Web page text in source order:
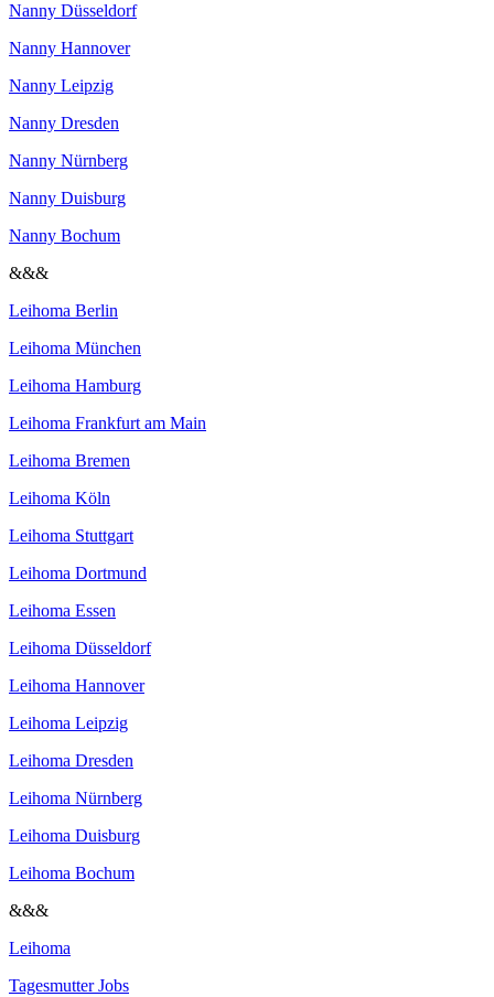
Nanny Düsseldorf
Nanny Hannover
Nanny Leipzig
Nanny Dresden
Nanny Nürnberg
Nanny Duisburg
Nanny Bochum
&&&
Leihoma Berlin
Leihoma München
Leihoma Hamburg
Leihoma Frankfurt am Main
Leihoma Bremen
Leihoma Köln
Leihoma Stuttgart
Leihoma Dortmund
Leihoma Essen
Leihoma Düsseldorf
Leihoma Hannover
Leihoma Leipzig
Leihoma Dresden
Leihoma Nürnberg
Leihoma Duisburg
Leihoma Bochum
&&&
Leihoma
Tagesmutter Jobs